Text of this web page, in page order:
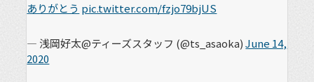
ありがとう pic.twitter.com/fzjo79bjUS
— 浅岡好太@ティーズスタッフ (@ts_asaoka)June 14,
2020